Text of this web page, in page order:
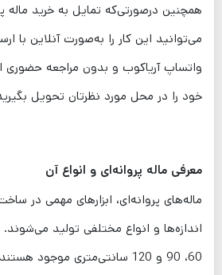
می‌توانید این کار را به‌صورت آنلاین با
واتساپ آریاکوب و بدون مراجعه
خود را در محل مورد نظرتان تحویل
معرفی ماله پروانه‌ای و انواع آن
ماله‌های پروانه‌ای، ابزارهای مهمی در
اندازه‌ها و انواع مختلفی تولید می‌شوند.
60، 90 و 120 سانتی‌متری موجود